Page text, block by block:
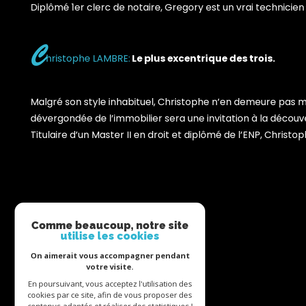
Diplômé 1er clerc de notaire, Gregory est un vrai technicien
Christophe LAMBRE: Le plus excentrique des trois.
Malgré son style inhabituel, Christophe n’en demeure pas
dévergondée de l’immobilier sera une invitation à la
Titulaire d’un Master II en droit et diplômé de l’ENP,
La Régie Immobilière
03 83 222 777
contact@laregieimmobiliere.fr
71 RUE DE LA REPUBLIQUE
54000 nancy
Comme beaucoup, notre site
utilise les cookies
On aimerait vous accompagner pendant
votre visite.
En poursuivant, vous acceptez l'utilisation des
cookies par ce site, afin de vous proposer des